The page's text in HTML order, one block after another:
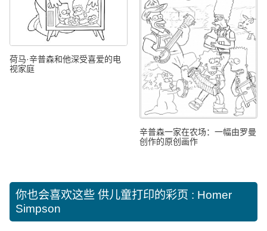
荷马·辛普森和他深受喜爱的电
视家庭
辛普森一家在农场：一幅由罗曼
创作的原创画作
你也会喜欢这些 供儿童打印的彩页 : Homer
Simpson